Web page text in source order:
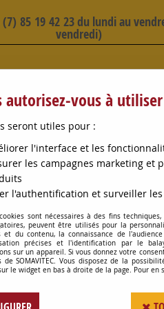
85 19 42 23 du lundi au
vendredi)
CONSOMMABLES
VOG210 HYDRAULIQU 4.5L
autorisez-vous à
seront utiles pour :
l'interface et les
les campagnes marketing et
l'authentification et surveiller
sont nécessaires à des fins
peuvent être utilisés pour la
et du contenu, la connaissance de
précises et l'identification par le
sur un appareil. Si vous donnez votre
de SOMAVITEC. Vous disposez de la
le widget en bas à droite de la page. Pour